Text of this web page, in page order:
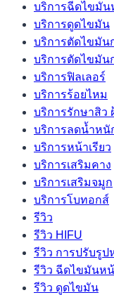
บริการฉีดไขมัน
บริการดูดไขมัน
บริการตัดไขมัน
บริการตัดไขมัน
บริการฟิลเลอร์
บริการร้อยไหม
บริการรักษาสิว
บริการลดน้ำหนั
บริการหน้าเรียว
บริการเสริมคาง
บริการเสริมจมูก
บริการโบทอกส์
รีวิว
รีวิว HIFU
รีวิว การปรับรูป
รีวิว ฉีดไขมันหน้
รีวิว ดูดไขมัน